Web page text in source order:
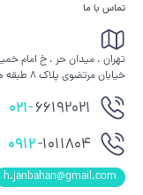
تماس با ما
تهران ، میدان حر ، خ امام
خیابان مرتضوی پلاک 8 طبقه همکف
021-66192021
0912-1011804
h.janbahan@gmail.com